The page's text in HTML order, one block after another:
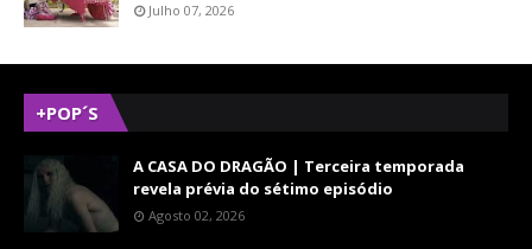
Julho 07, 2026
+POP´S
A CASA DO DRAGÃO | Terceira temporada
revela prévia do sétimo episódio
Agosto 02, 2026